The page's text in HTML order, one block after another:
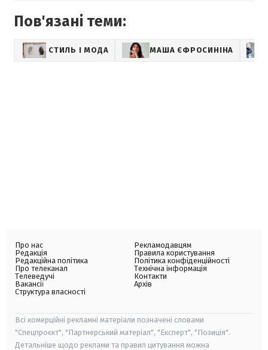
Пов'язані теми:
СТИЛЬ І МОДА МАША ЄФРОСИНІНА
Про нас
Редакція
Редакційна політика
Про телеканал
Телеведучі
Вакансії
Структура власності
Рекламодавцям
Правила користування
Політика конфіденційності
Технічна інформація
Контакти
Архів
Всі комерційні рекламні матеріали позначені словами
"Спецпроєкт", "Партнерський матеріал", "Експерт", "Позиція".
Детальніше щодо реклами та правил цитування можна